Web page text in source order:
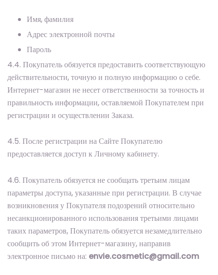
Имя, фамилия
Адрес электронной почты
Пароль
4.4. Покупатель обязуется предоставить соответствующую
действительности, точную и полную информацию о себе.
Интернет-магазин не несет ответственности за точность и
правильность информации, оставляемой Покупателем при
регистрации и осуществлении Заказа.
4.5. После регистрации на Сайте Покупателю
предоставляется доступ к Личному кабинету.
4.6. Покупатель обязуется не сообщать третьим лицам
параметры доступа, указанные при регистрации. В случае
возникновения у Покупателя подозрений относительно
несанкционированного использования третьими лицами
таких параметров, Покупатель обязуется незамедлительно
сообщить об этом Интернет-магазину, направив
электронное письмо на: envie.cosmetic@gmail.com